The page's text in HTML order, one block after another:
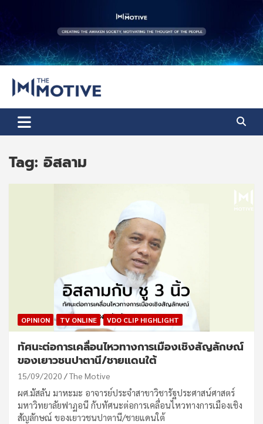
content
The Motive
Tag: อิสลาม
OPINION TV ONLINE VDO CLIP HIGHLIGHT
ทัศนะต่อการเคลื่อนไหวทางการเมืองเชิงสัญลักษณ์
ของเยาวชนปาตานี/ชายแดนใต้
15/09/2020 The Motive
ผศ.มัสลัน มาหะมะ อาจารย์ประจำสาขาวิชารัฐประศาสน์ศาสตร์
มหาวิทยาลัยฟาฏอนี กับทัศนะต่อการเคลื่อนไหวทางการเมืองเชิง
สัญลักษณ์ ของเยาวชนปาตานี/ชายแดนใต้